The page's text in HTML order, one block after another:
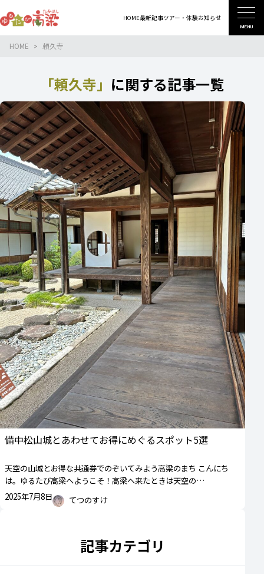
HOME最新記事ツアー・体験お知らせ
MENU
HOME 頼久寺
「頼久寺」 に関する記事一覧
備中松山城とあわせてお得にめぐるスポット5選
天空の山城とお得な共通券でのぞいてみよう高梁のまち こんにち
は。ゆるたび高梁へようこそ！高梁へ来たときは天空の…
2025年7月8日
てつのすけ
記事カテゴリ